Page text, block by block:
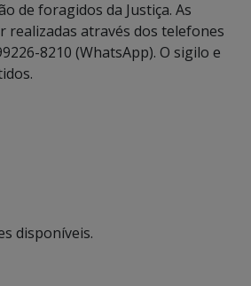
de foragidos da Justiça. As
realizadas através dos telefones
8210 (WhatsApp). O sigilo e
disponíveis.